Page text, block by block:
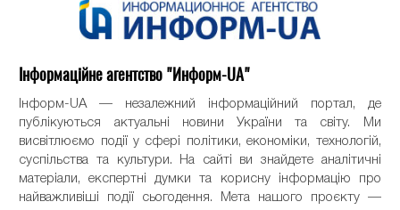
Інформаційне агентство "Информ-UA"
Інформ-UA — незалежний інформаційний портал, де
публікуються актуальні новини України та світу. Ми
висвітлюємо події у сфері політики, економіки, технологій,
суспільства та культури. На сайті ви знайдете аналітичні
матеріали, експертні думки та корисну інформацію про
найважливіші події сьогодення. Мета нашого проєкту —